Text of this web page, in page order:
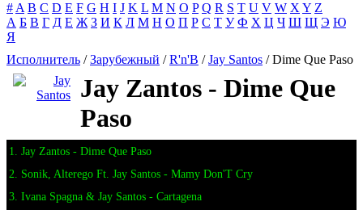
# A B C D E F G H I J K L M N O P Q R S T U V W X Y Z
А Б В Г Д Е Ж З И К Л М Н О П Р С Т У Ф Х Ц Ч Ш Щ Э Ю
Я
Исполнитель /Зарубежный /R'n'B /Jay Santos / Dime Que Paso
Jay Zantos - Dime Que
Paso
1. Jay Zantos - Dime Que Paso
2. Sonik, Alterego Ft. Jay Santos - Mamy Don'T Cry
3. Ivana Spagna & Jay Santos - Cartagena